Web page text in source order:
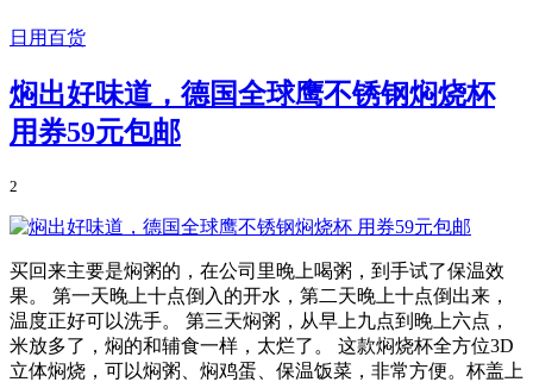
日用百货
焖出好味道，德国全球鹰不锈钢焖烧杯
用券59元包邮
2
买回来主要是焖粥的，在公司里晚上喝粥，到手试了保温效
果。 第一天晚上十点倒入的开水，第二天晚上十点倒出来，
温度正好可以洗手。 第三天焖粥，从早上九点到晚上六点，
米放多了，焖的和辅食一样，太烂了。 这款焖烧杯全方位3D
立体焖烧，可以焖粥、焖鸡蛋、保温饭菜，非常方便。杯盖上